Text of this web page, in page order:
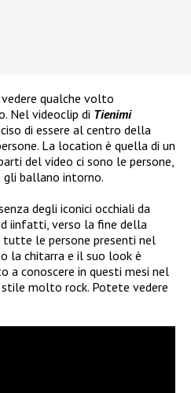
qualche volto
Nel videoclip di Tienimi
di essere al centro della
La location è quella di un
del video ci sono le persone,
gli ballano intorno.
degli iconici occhiali da
iinfatti, verso la fine della
tutte le persone presenti nel
la chitarra e il suo look è
a conoscere in questi mesi nel
molto rock. Potete vedere